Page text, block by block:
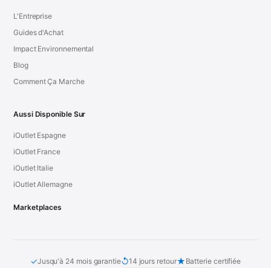
L'Entreprise
Guides d'Achat
Impact Environnemental
Blog
Comment Ça Marche
Aussi Disponible Sur
iOutlet Espagne
iOutlet France
iOutlet Italie
iOutlet Allemagne
Marketplaces
✓Jusqu'à 24 mois garantie↺14 jours retour★ Batterie certifiée